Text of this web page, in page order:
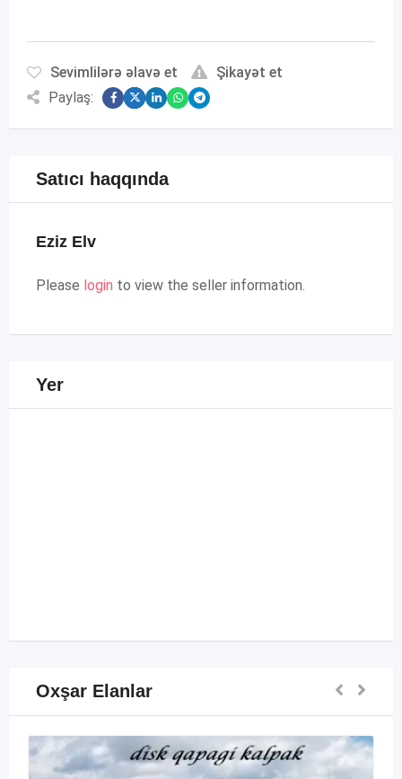
Sevimlilərə əlavə et
Şikayət et
Paylaş:
Satıcı haqqında
Eziz Elv
Please login to view the seller information.
Yer
Oxşar Elanlar